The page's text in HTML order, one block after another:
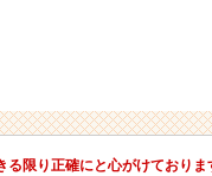
限り正確にと心がけており